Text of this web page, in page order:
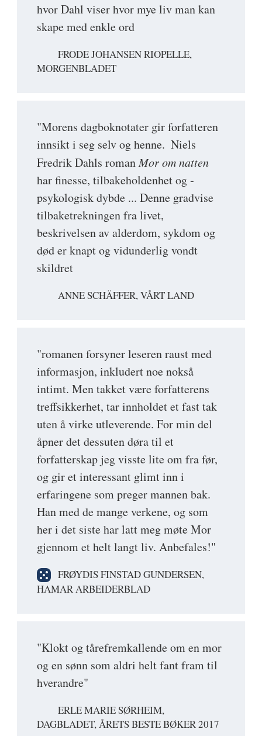
hvor Dahl viser hvor mye liv man kan
skape med enkle ord
FRODE JOHANSEN RIOPELLE,
MORGENBLADET
"Morens dagboknotater gir for­fatteren
innsikt i seg selv og henne. ­ Niels
Fredrik Dahls romanMor om natten
har ­finesse, tilbakeholdenhet og ­
psykologisk dybde ... Denne gradvise
tilbaketrekningen fra livet,
beskrivelsen av alderdom, sykdom og
død er knapt og vidunderlig vondt
skildret
ANNE SCHÄFFER, VÅRT LAND
"romanen forsyner leseren raust med
informasjon, inkludert noe nokså
intimt. Men takket være forfatterens
treffsikkerhet, tar innholdet et fast tak
uten å virke utleverende. For min del
åpner det dessuten døra til et
forfatterskap jeg visste lite om fra før,
og gir et interessant glimt inn i
erfaringene som preger mannen bak.
Han med de mange verkene, og som
her i det siste har latt meg møte Mor
gjennom et helt langt liv. Anbefales!"
FRØYDIS FINSTAD GUNDERSEN,
HAMAR ARBEIDERBLAD
"Klokt og tårefremkallende om en mor
og en sønn som aldri helt fant fram til
hverandre"
ERLE MARIE SØRHEIM,
DAGBLADET, ÅRETS BESTE BØKER 2017